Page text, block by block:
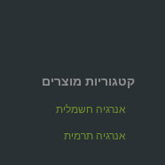
קטגוריות מוצרים
אנרגיה חשמלית
אנרגיה תרמית